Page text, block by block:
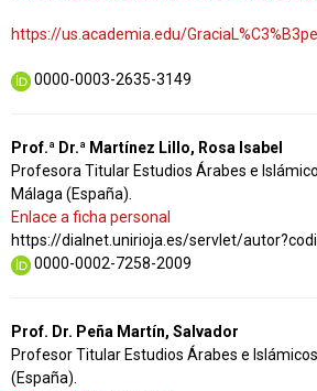
https://us.academia.edu/
0000-0003-2635-3149
Prof.ª Dr.ª Martínez Lillo, Rosa Isabel
Profesora Titular Estudios Árabes e
Málaga (España).
Enlace a ficha personal
https://dialnet.unirioja.es/servlet/
0000-0002-7258-2009
Prof. Dr. Peña Martín, Salvador
Profesor Titular Estudios Árabes e
(España).